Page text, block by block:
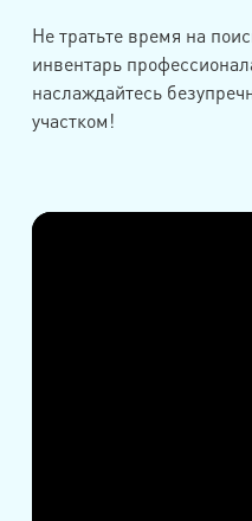
Не тратьте время на
инвентарь
наслаждайтесь
участком!